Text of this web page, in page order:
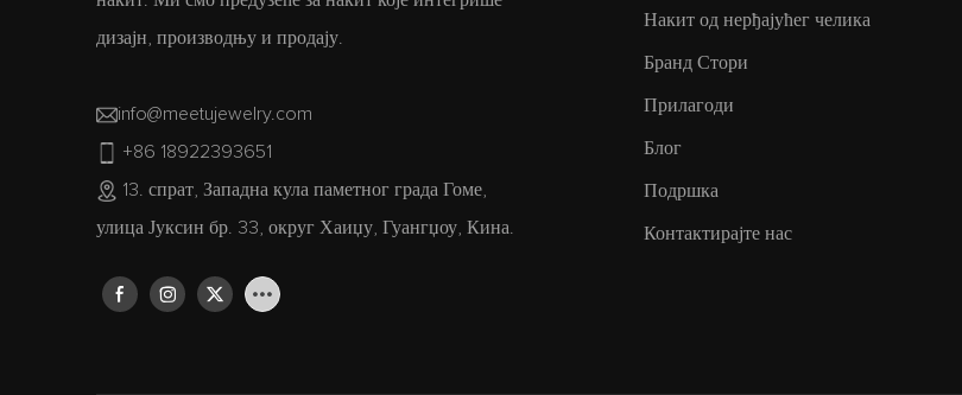
дизајн, производњу и продају.
info@meetujewelry.com
+86 18922393651
13. спрат, Западна кула паметног града Гоме,
улица Јуксин бр. 33, округ Хаиџу, Гуангџоу, Кина.
Накит од нерђајућег челика
Бранд Стори
Прилагоди
Блог
Подршка
Контактирајте нас